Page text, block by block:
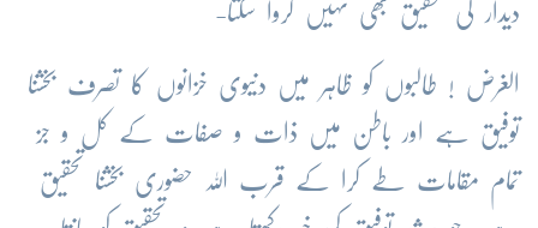
دیدار کی تحقیق بھی نہیں کروا سکتا-
الغرض ! طالبوں کو ظاہر میں دنیوی خزانوں کا تصرف بخشنا
توفیق ہے اور باطن میں ذات و صفات کے کل و جز
تمام مقامات طے کرا کے قرب اللہ حضوری بخشنا تحقیق